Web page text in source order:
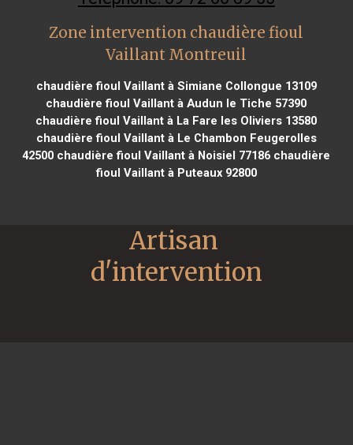
Zone intervention chaudière fioul
Vaillant Montreuil
chaudière fioul Vaillant à Simiane Collongue 13109
chaudière fioul Vaillant à Audun le Tiche 57390
chaudière fioul Vaillant à La Fare les Oliviers 13580
chaudière fioul Vaillant à Le Chambon Feugerolles
42500 chaudière fioul Vaillant à Noisiel 77186 chaudière
fioul Vaillant à Puteaux 92800
Artisan
d'intervention